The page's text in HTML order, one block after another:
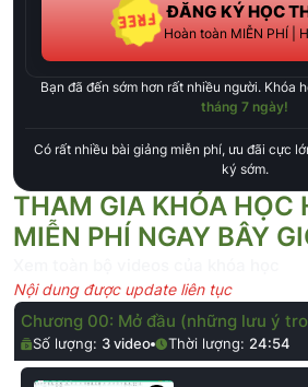
THAM GIA KHÓA HỌC
MIỄN PHÍ NGAY BÂY
Nội dung được update liên tục
Chương 00: Mở đầu (những lưu ý
Số lượng: 3 video Thời lượng: 24:54
ĐĂNG KÝ HỌC
Hoàn toàn MIỄN PHÍ |
Bạn đã đến sớm hơn rất nhiều người. Khóa
tháng 7 ngày!
Có rất nhiều bài giảng miễn phí, ưu đãi cực
ký sớm.